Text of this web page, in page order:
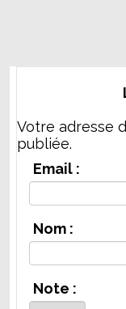
Votre adresse
publiée.
Email :
Nom :
Note :